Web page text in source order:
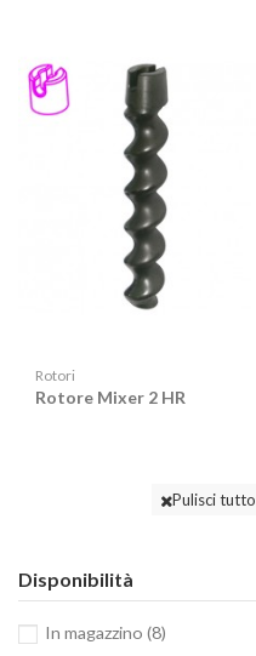
Rotori
Rotore Mixer 2 HR
Pulisci tutto
Disponibilità
In magazzino (8)